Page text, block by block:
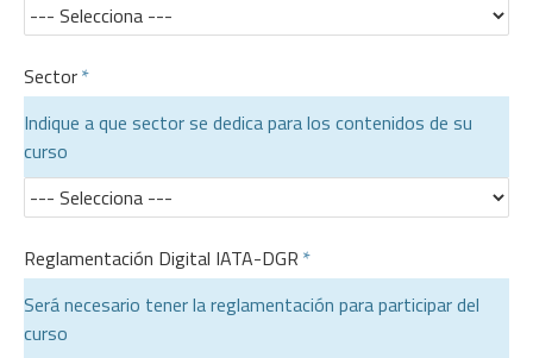
Sector
Indique a que sector se dedica para los contenidos de su
curso
Reglamentación Digital IATA-DGR
Será necesario tener la reglamentación para participar del
curso